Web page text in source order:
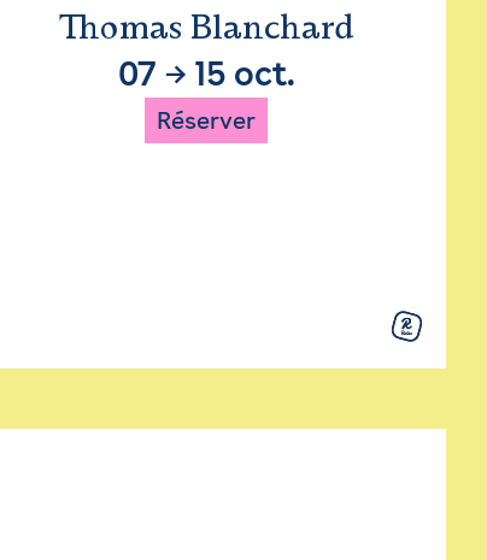
Thomas Blanchard
07 → 15 oct.
Réserver